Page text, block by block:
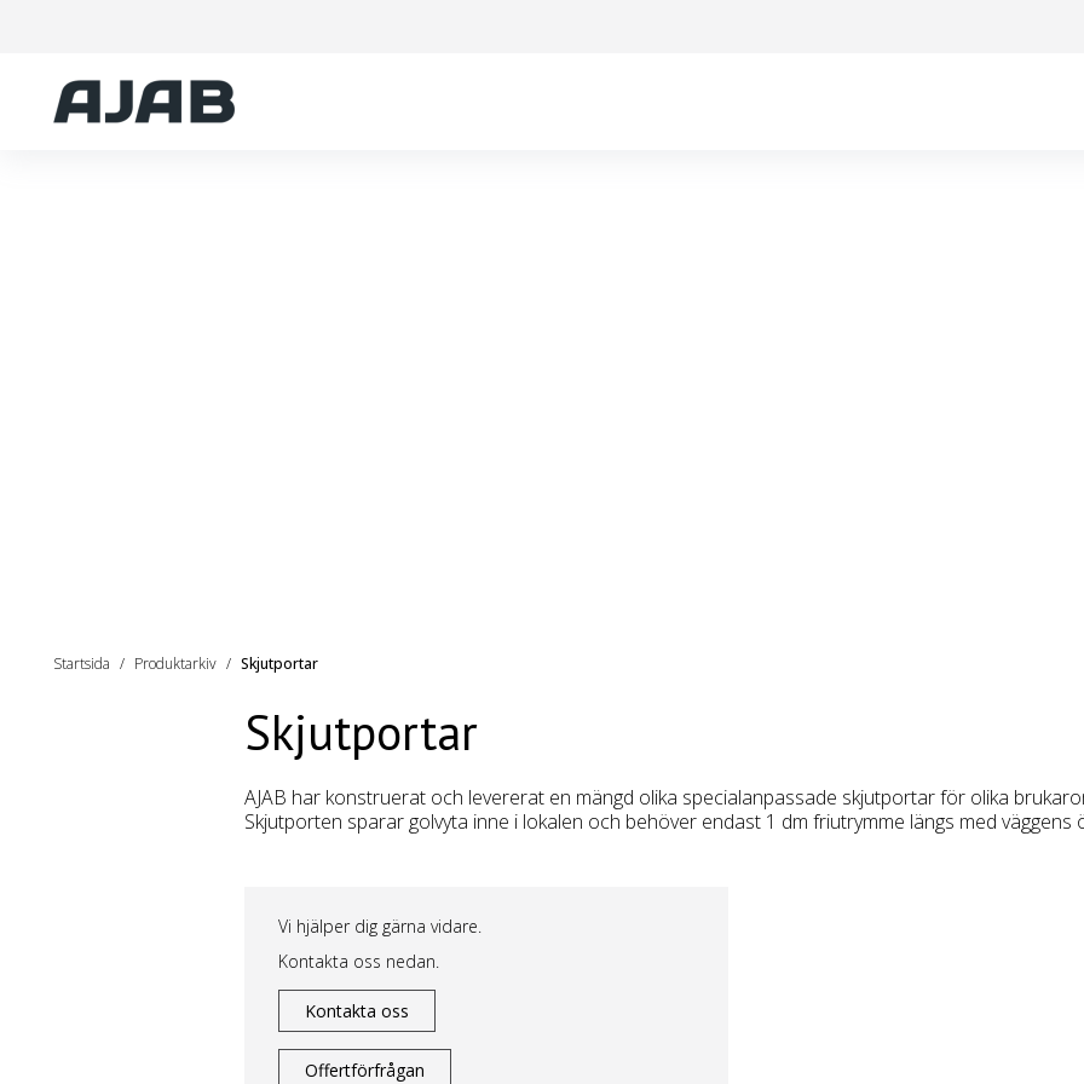
Startsida Produktarkiv Skjutportar
Skjutportar
AJAB har konstruerat och levererat en mängd olika specialanpassade skjutportar för olika
Skjutporten sparar golvyta inne i lokalen och behöver endast 1 dm friutrymme längs med väggens
Vi hjälper dig gärna vidare.
Kontakta oss nedan.
Kontakta oss
Offertförfrågan